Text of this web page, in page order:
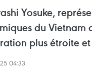
Yosuke,
du Vietnam
plus étroite et
04:33